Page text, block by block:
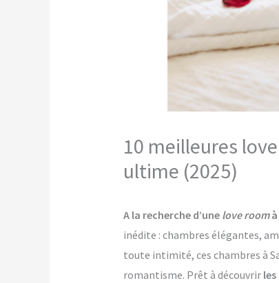
10 meilleures
ultime (2025)
A la recherche d’une love roomà
inédite : chambres élégantes,
toute intimité, ces chambres à
romantisme. Prêt à découvrir